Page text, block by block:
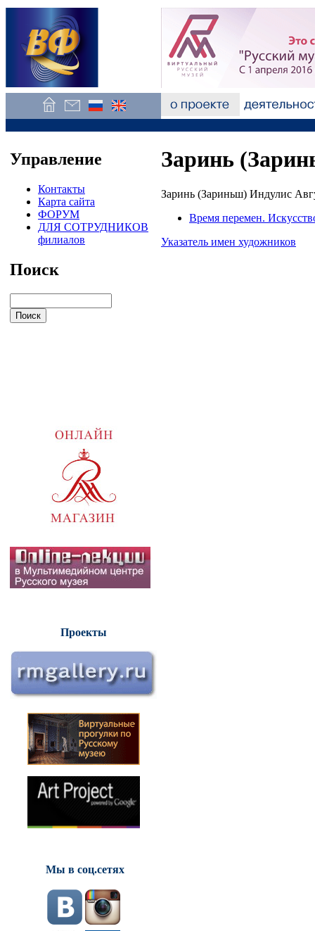
Управление
Контакты
Карта сайта
ФОРУМ
ДЛЯ СОТРУДНИКОВ
филиалов
Поиск
Проекты
Мы в соц.сетях
Заринь
Заринь (Зариньш) Индулис
Время перемен.
Указатель имен художников